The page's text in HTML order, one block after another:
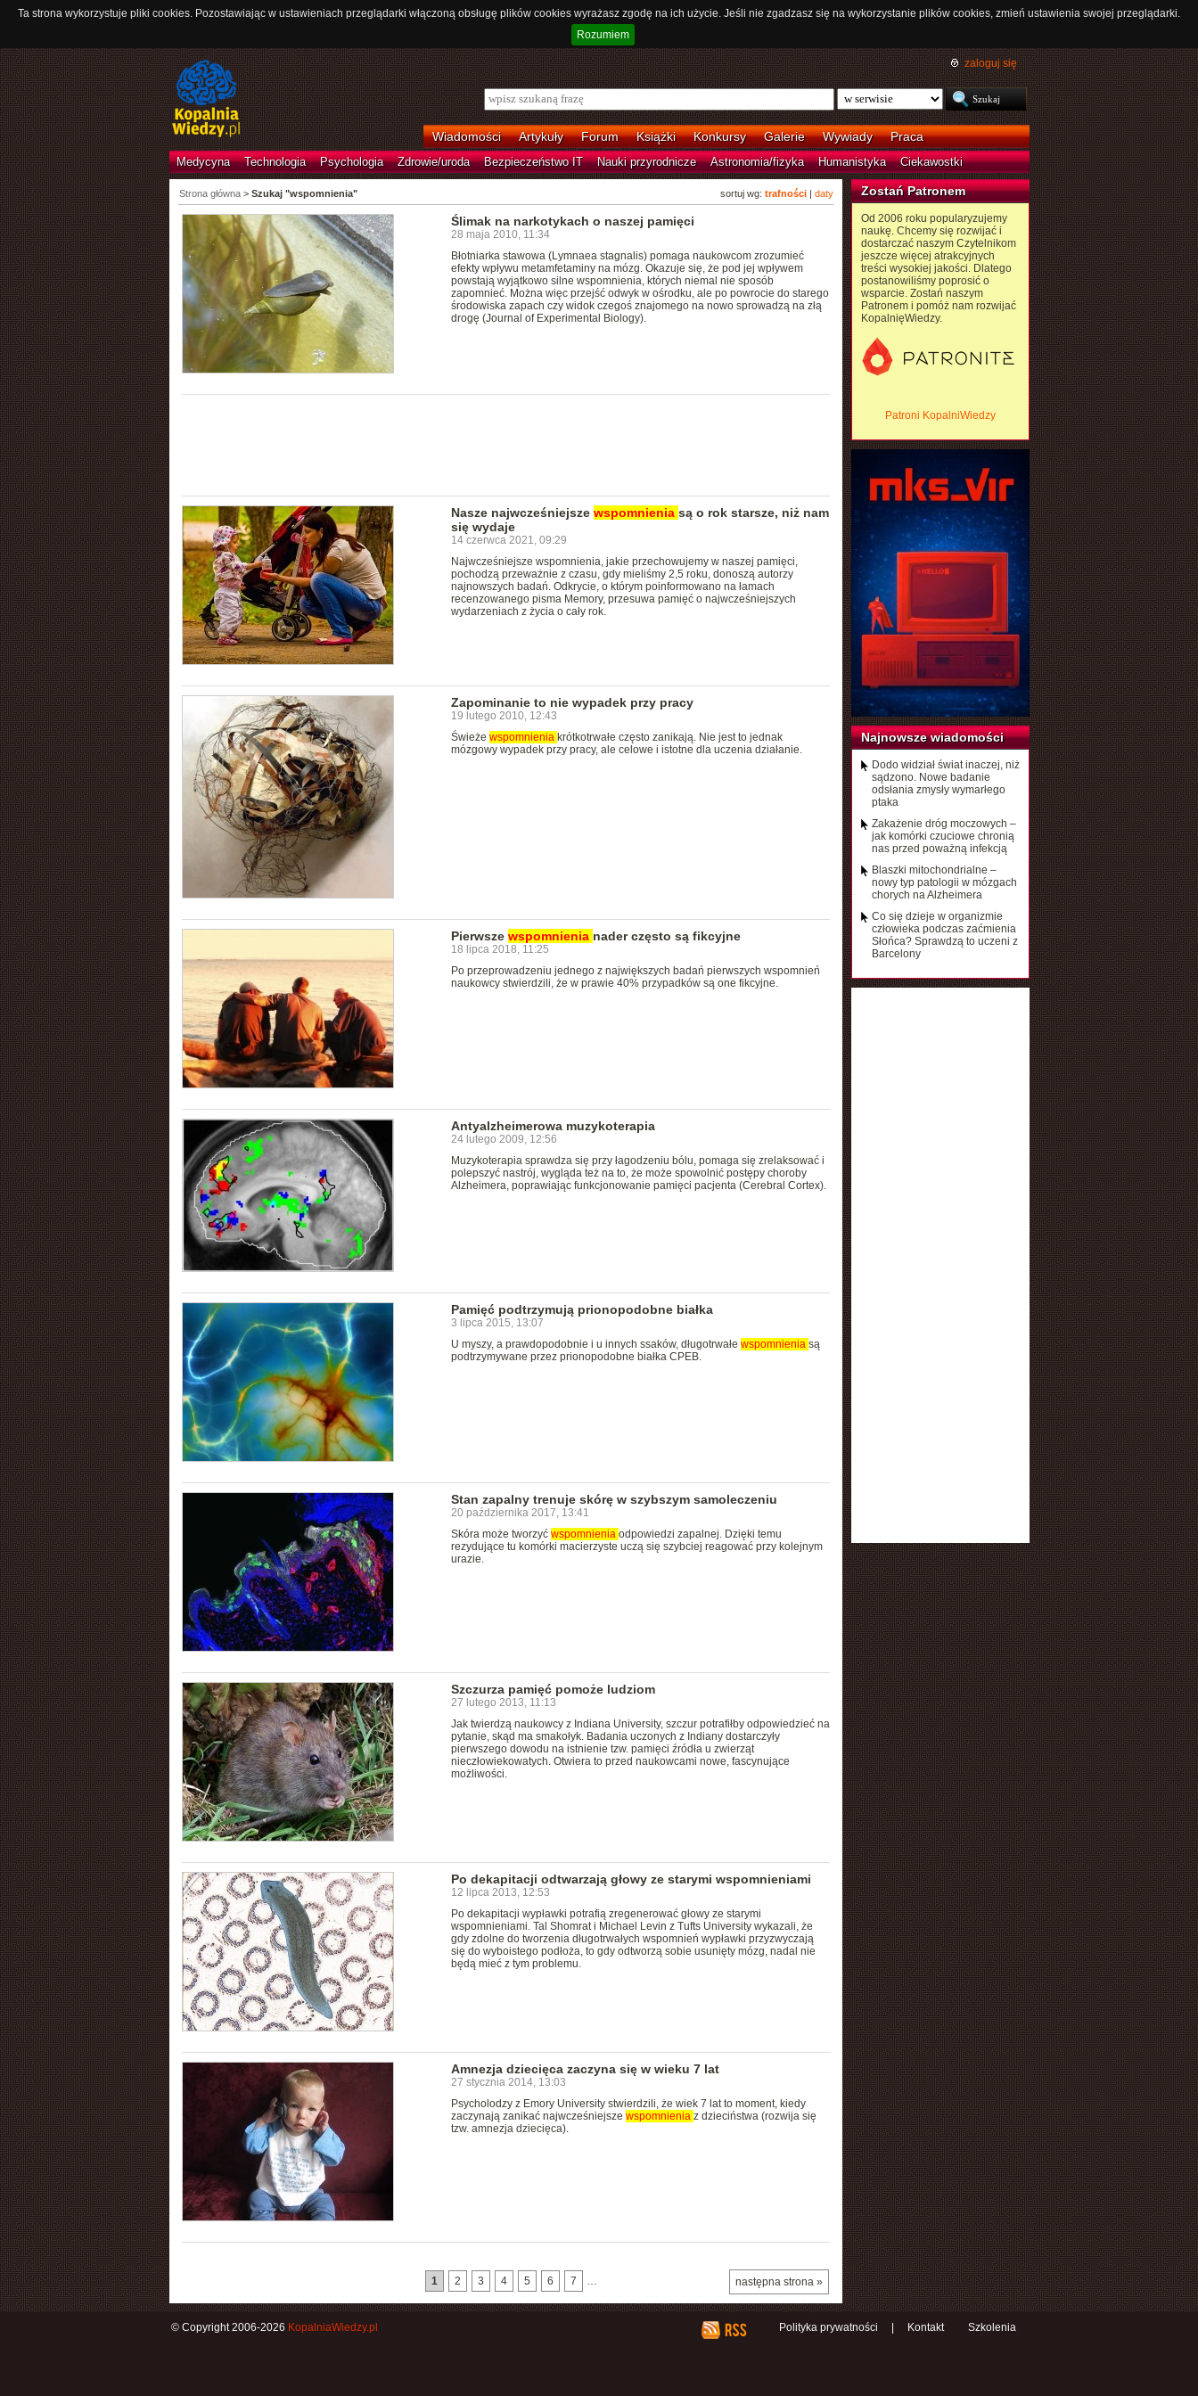
Ta strona wykorzystuje pliki cookies. Pozostawiając w ustawieniach przeglądarki włączoną obsługę plików cookies wyrażasz zgodę na ich użycie. Jeśli nie zgadzasz się na wykorzystanie plików cookies, zmień ustawienia swojej przeglądarki.
Rozumiem
zaloguj się
Wiadomości Artykuły Forum Książki Konkursy Galerie Wywiady Praca
Medycyna Technologia Psychologia Zdrowie/uroda Bezpieczeństwo IT Nauki przyrodnicze Astronomia/fizyka Humanistyka Ciekawostki
sortuj wg: trafności| daty
Strona główna> Szukaj "wspomnienia"
Ślimak na narkotykach o naszej pamięci
28 maja 2010, 11:34
Błotniarka stawowa (Lymnaea stagnalis) pomaga naukowcom zrozumieć
efekty wpływu metamfetaminy na mózg. Okazuje się, że pod jej wpływem
powstają wyjątkowo silne wspomnienia, których niemal nie sposób
zapomnieć. Można więc przejść odwyk w ośrodku, ale po powrocie do starego
środowiska zapach czy widok czegoś znajomego na nowo sprowadzą na złą
drogę (Journal of Experimental Biology).
Nasze najwcześniejsze wspomnienia są o rok starsze, niż nam
się wydaje
14 czerwca 2021, 09:29
Najwcześniejsze wspomnienia, jakie przechowujemy w naszej pamięci,
pochodzą przeważnie z czasu, gdy mieliśmy 2,5 roku, donoszą autorzy
najnowszych badań. Odkrycie, o którym poinformowano na łamach
recenzowanego pisma Memory, przesuwa pamięć o najwcześniejszych
wydarzeniach z życia o cały rok.
Zapominanie to nie wypadek przy pracy
19 lutego 2010, 12:43
Świeże wspomnienia krótkotrwałe często zanikają. Nie jest to jednak
mózgowy wypadek przy pracy, ale celowe i istotne dla uczenia działanie.
Pierwsze wspomnienia nader często są fikcyjne
18 lipca 2018, 11:25
Po przeprowadzeniu jednego z największych badań pierwszych wspomnień
naukowcy stwierdzili, że w prawie 40% przypadków są one fikcyjne.
Antyalzheimerowa muzykoterapia
24 lutego 2009, 12:56
Muzykoterapia sprawdza się przy łagodzeniu bólu, pomaga się zrelaksować i
polepszyć nastrój, wygląda też na to, że może spowolnić postępy choroby
Alzheimera, poprawiając funkcjonowanie pamięci pacjenta (Cerebral Cortex).
Pamięć podtrzymują prionopodobne białka
3 lipca 2015, 13:07
U myszy, a prawdopodobnie i u innych ssaków, długotrwałe wspomnienia są
podtrzymywane przez prionopodobne białka CPEB.
Stan zapalny trenuje skórę w szybszym samoleczeniu
20 października 2017, 13:41
Skóra może tworzyć wspomnienia odpowiedzi zapalnej. Dzięki temu
rezydujące tu komórki macierzyste uczą się szybciej reagować przy kolejnym
urazie.
Szczurza pamięć pomoże ludziom
27 lutego 2013, 11:13
Jak twierdzą naukowcy z Indiana University, szczur potrafiłby odpowiedzieć na
pytanie, skąd ma smakołyk. Badania uczonych z Indiany dostarczyły
pierwszego dowodu na istnienie tzw. pamięci źródła u zwierząt
nieczłowiekowatych. Otwiera to przed naukowcami nowe, fascynujące
możliwości.
Po dekapitacji odtwarzają głowy ze starymi wspomnieniami
12 lipca 2013, 12:53
Po dekapitacji wypławki potrafią zregenerować głowy ze starymi
wspomnieniami. Tal Shomrat i Michael Levin z Tufts University wykazali, że
gdy zdolne do tworzenia długotrwałych wspomnień wypławki przyzwyczają
się do wyboistego podłoża, to gdy odtworzą sobie usunięty mózg, nadal nie
będą mieć z tym problemu.
Amnezja dziecięca zaczyna się w wieku 7 lat
27 stycznia 2014, 13:03
Psycholodzy z Emory University stwierdzili, że wiek 7 lat to moment, kiedy
zaczynają zanikać najwcześniejsze wspomnienia z dzieciństwa (rozwija się
tzw. amnezja dziecięca).
następna strona »
1 2 3 4 5 6 7 …
Zostań Patronem
Od 2006 roku popularyzujemy
naukę. Chcemy się rozwijać i
dostarczać naszym Czytelnikom
jeszcze więcej atrakcyjnych
treści wysokiej jakości. Dlatego
postanowiliśmy poprosić o
wsparcie. Zostań naszym
Patronem i pomóż nam rozwijać
KopalnięWiedzy.
Patroni KopalniWiedzy
Najnowsze wiadomości
Dodo widział świat inaczej, niż
sądzono. Nowe badanie
odsłania zmysły wymarłego
ptaka
Zakażenie dróg moczowych –
jak komórki czuciowe chronią
nas przed poważną infekcją
Blaszki mitochondrialne –
nowy typ patologii w mózgach
chorych na Alzheimera
Co się dzieje w organizmie
człowieka podczas zaćmienia
Słońca? Sprawdzą to uczeni z
Barcelony
Polityka prywatności Kontakt Szkolenia
© Copyright 2006-2026 KopalniaWiedzy.pl